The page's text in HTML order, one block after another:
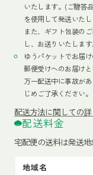
いたします。(ご贈答
を使用して発送いた
また、ギフト包装の
し、お送りいたします
ゆうパケットでお届
郵便受けへのお届け
万一配送中に事故が
じめご了承ください。
配送方法に関しての詳
配送料金
宅配便の送料は発送地
地域名